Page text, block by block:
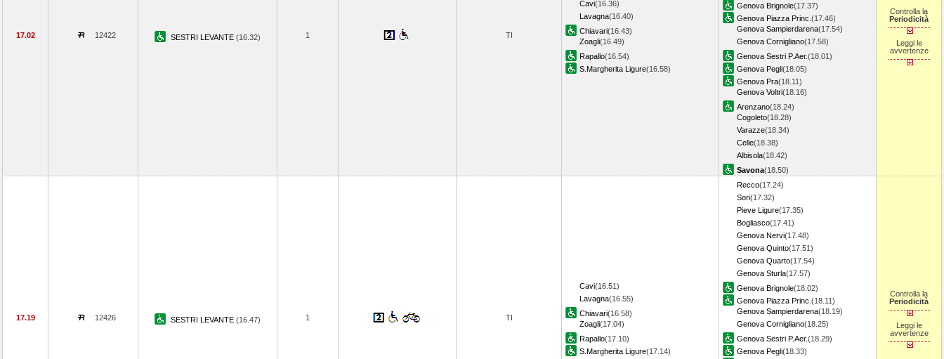
17.02 12422 SESTRI LEVANTE (16.32) 1 TI
Cavi(16.36)
Lavagna(16.40)
Chiavari(16.43)
Zoagli(16.49)
Rapallo(16.54)
S.Margherita Ligure(16.58)
Genova Brignole(17.37)
Genova Piazza Princ. (17.46)
Genova Sampierdarena(17.54)
Genova Cornigliano(17.58)
Genova Sestri P.Aer.(18.01)
Genova Pegli(18.05)
Genova Pra(18.11)
Genova Voltri(18.16)
Arenzano(18.24)
Cogoleto(18.28)
Varazze(18.34)
Celle(18.38)
Albisola(18.42)
Savona(18.50)
Controlla la
Periodicità
Leggi le
avvertenze
17.19 12426 SESTRI LEVANTE (16.47) 1 TI
Cavi(16.51)
Lavagna(16.55)
Chiavari(16.58)
Zoagli(17.04)
Rapallo(17.10)
S.Margherita Ligure(17.14)
Recco(17.24)
Sori(17.32)
Pieve Ligure(17.35)
Bogliasco(17.41)
Genova Nervi(17.48)
Genova Quinto(17.51)
Genova Quarto(17.54)
Genova Sturla(17.57)
Genova Brignole(18.02)
Genova Piazza Princ. (18.11)
Genova Sampierdarena(18.19)
Genova Cornigliano(18.25)
Genova Sestri P.Aer.(18.29)
Genova Pegli(18.33)
Controlla la
Periodicità
Leggi le
avvertenze